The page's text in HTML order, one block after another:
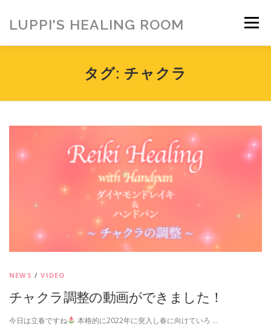
ッ
LUPPI'S HEALING ROOM メニュー
ご挨拶 MENU お客様の声
アメブロ お問い合わせ ご寄付のお願い
タグ: チャクラ
NEWS /VIDEO
チャクラ調整の動画ができました！
今日は立春ですね 本格的に2022年に突入し春に向けていろ …